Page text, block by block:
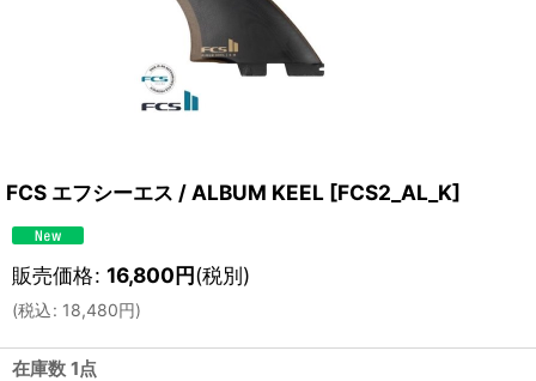
FCS エフシーエス / ALBUM KEEL [FCS2_AL_K]
販売価格: 16,800円(税別)
(税込: 18,480円)
在庫数 1点